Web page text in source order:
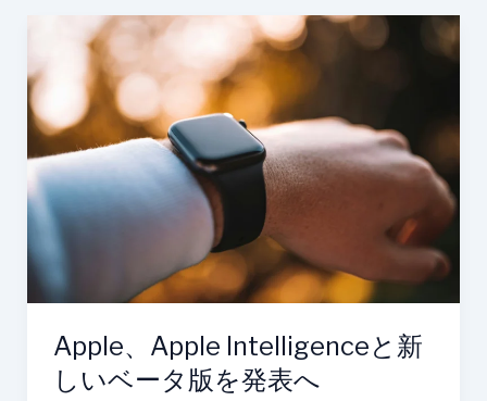
Apple、Apple Intelligenceと新
しいベータ版を発表へ
Apple、
Apple
Intelligence
新
し
い
ベ
版
発
表